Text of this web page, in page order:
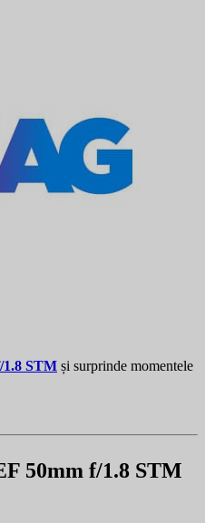
1.8 STM și surprinde momentele
50mm f/1.8 STM